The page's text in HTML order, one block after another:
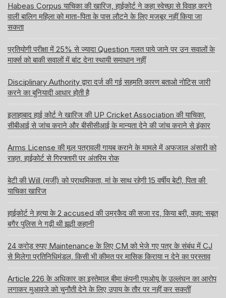
Habeas Corpus याचिका की खारिज, हाईकोर्ट ने कहा स्वेच्छा से विवाह करने
वाली बालिग महिला को माता-पिता के पास लौटने के लिए मजबूर नहीं किया जा
सकता
प्रतियोगी परीक्षा में 25% से ज्यादा Question गलत पाये जाने पर उन सवालों के
मार्क्स को बाकी सवालों में बांट देना स्थायी समाधान नहीं
Disciplinary Authority द्वारा दर्ज की गई सहमति कारण बताओ नोटिस जारी
करने का बुनियादी आधार होती है
इलाहाबाद हाई कोर्ट ने खारिज की UP Cricket Association की याचिका,
सीबीआई से जांच कराने और बीसीसीआई के मान्यता देने की जांच कराने से इंकार
Arms License की मूल पत्रावली गायब कराने के मामले में अफजाल अंसारी को
राहत, हाईकोर्ट से गिरफ्तारी पर अंतरिम रोक
बेटी की Will (मर्जी) को प्राथमिकता, मां के साथ रहेगी 15 वर्षीय बेटी, पिता की
याचिका खारिज
हाईकोर्ट ने हत्या के 2 accused की उम्रकैद की सजा रद, किया बरी, कहा: सबूत
बगैर पुलिस ने गढ़ी थी झूठी कहानी
24 करोड़ रुपए Maintenance के लिए CM को भेजे गए पत्र के संबंध में CJ
से मिलेगा प्रतिनिधिमंडल, किसी भी कीमत पर मासिक किराया न देने का प्रस्ताव
Article 226 के अधिकार का इस्तेमाल बीमा कंपनी एमओयू के उल्लंघन का आरोप
लगाकर मुआवजे को चुनौती देने के लिए उपाय के तौर पर नहीं कर सकतीं